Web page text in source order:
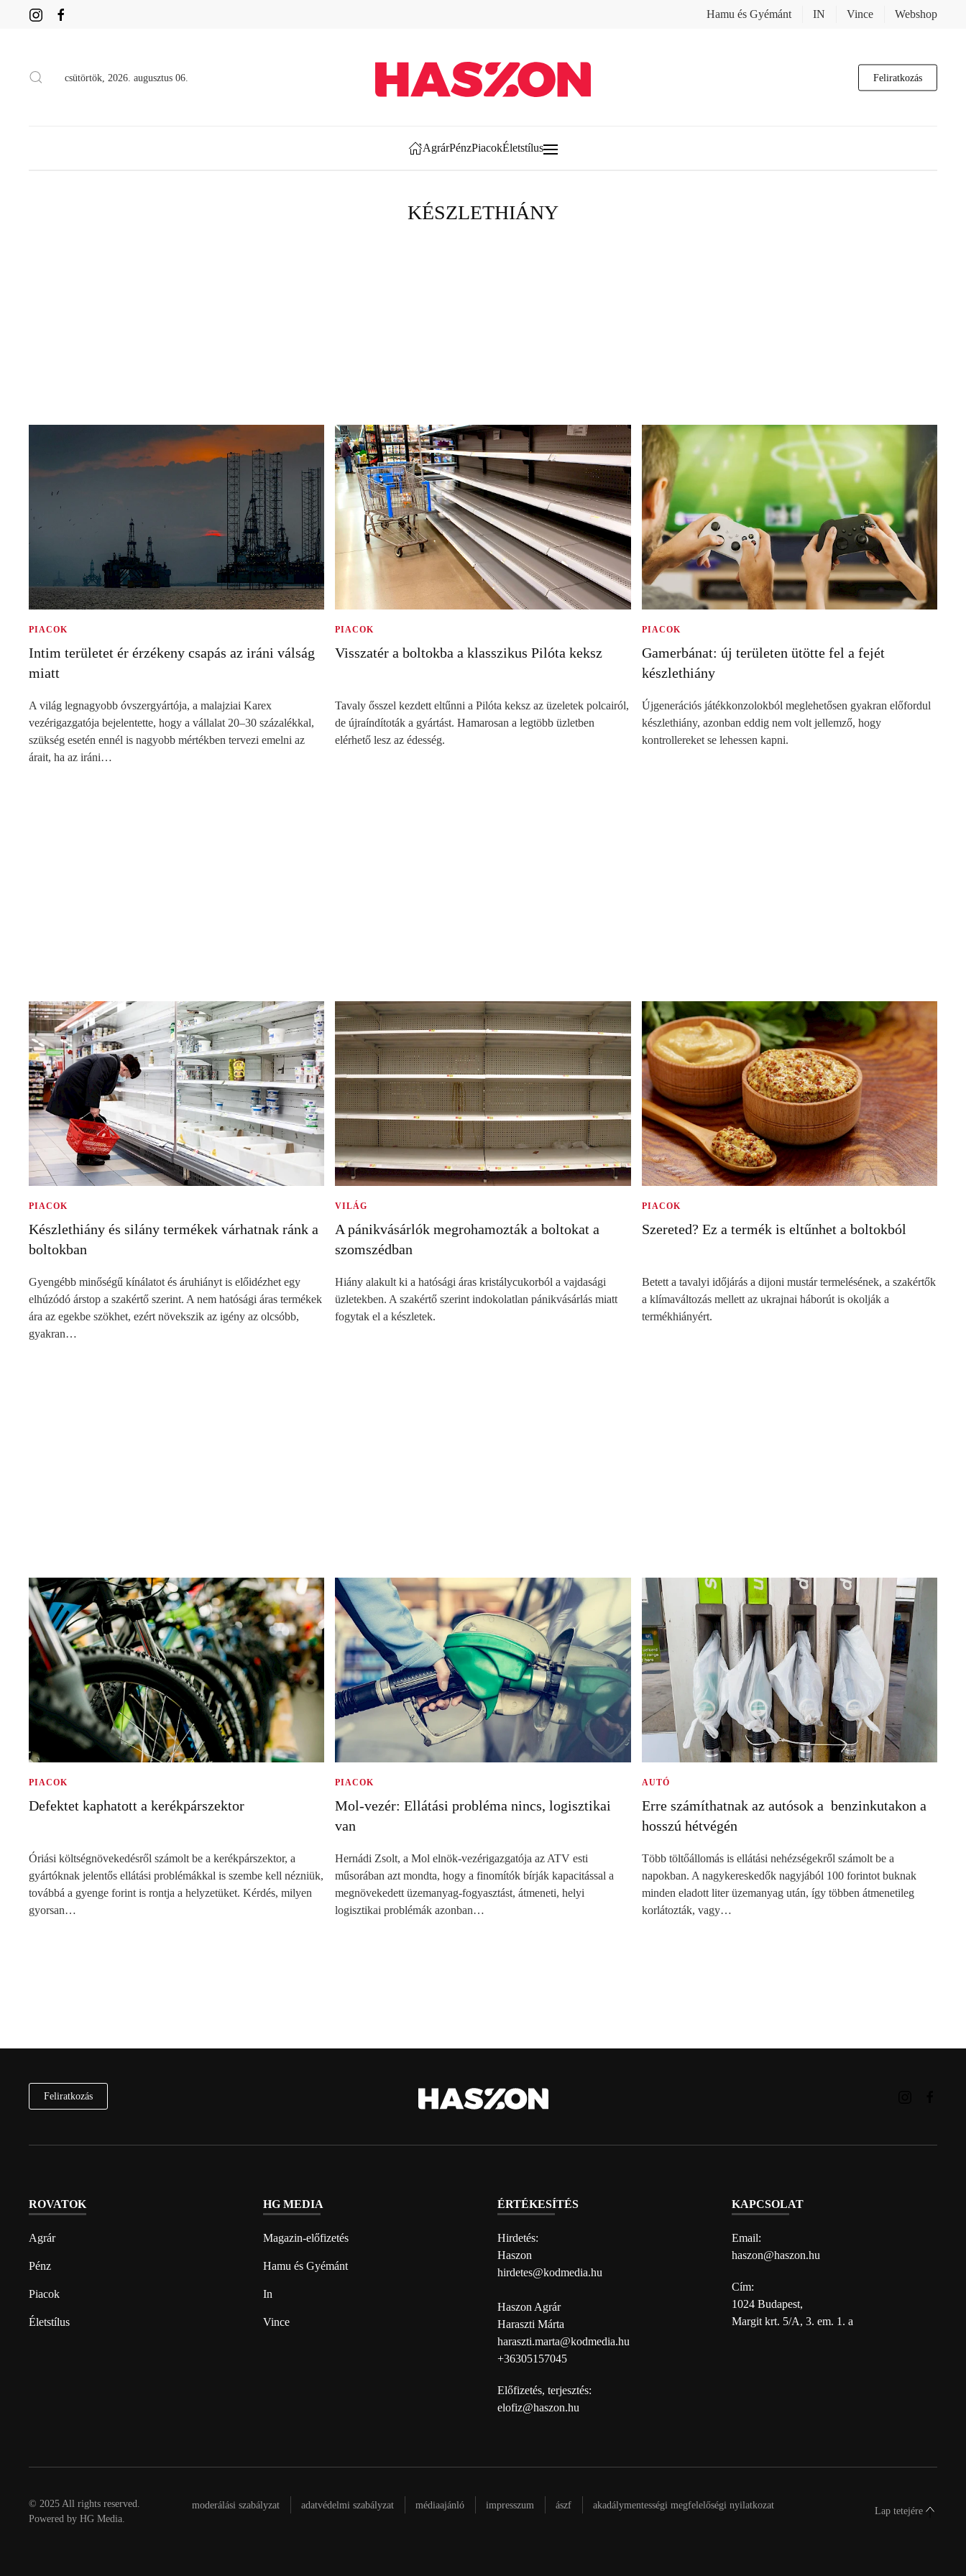
Hamu és Gyémánt IN Vince Webshop
csütörtök, 2026. augusztus 06. Feliratkozás
AgrárPénzPiacokÉletstílus
KÉSZLETHIÁNY
PIACOK
Intim területet ér érzékeny csapás az iráni válság
miatt
A világ legnagyobb óvszergyártója, a malajziai Karex
vezérigazgatója bejelentette, hogy a vállalat 20–30 százalékkal,
szükség esetén ennél is nagyobb mértékben tervezi emelni az
árait, ha az iráni…
PIACOK
Visszatér a boltokba a klasszikus Pilóta keksz
Tavaly ősszel kezdett eltűnni a Pilóta keksz az üzeletek polcairól,
de újraíndítoták a gyártást. Hamarosan a legtöbb üzletben
elérhető lesz az édesség.
PIACOK
Gamerbánat: új területen ütötte fel a fejét
készlethiány
Újgenerációs játékkonzolokból meglehetősen gyakran előfordul
készlethiány, azonban eddig nem volt jellemző, hogy
kontrollereket se lehessen kapni.
PIACOK
Készlethiány és silány termékek várhatnak ránk a
boltokban
Gyengébb minőségű kínálatot és áruhiányt is előidézhet egy
elhúzódó árstop a szakértő szerint. A nem hatósági áras termékek
ára az egekbe szökhet, ezért növekszik az igény az olcsóbb,
gyakran…
VILÁG
A pánikvásárlók megrohamozták a boltokat a
szomszédban
Hiány alakult ki a hatósági áras kristálycukorból a vajdasági
üzletekben. A szakértő szerint indokolatlan pánikvásárlás miatt
fogytak el a készletek.
PIACOK
Szereted? Ez a termék is eltűnhet a boltokból
Betett a tavalyi időjárás a dijoni mustár termelésének, a szakértők
a klímaváltozás mellett az ukrajnai háborút is okolják a
termékhiányért.
PIACOK
Defektet kaphatott a kerékpárszektor
Óriási költségnövekedésről számolt be a kerékpárszektor, a
gyártóknak jelentős ellátási problémákkal is szembe kell nézniük,
továbbá a gyenge forint is rontja a helyzetüket. Kérdés, milyen
gyorsan…
PIACOK
Mol-vezér: Ellátási probléma nincs, logisztikai
van
Hernádi Zsolt, a Mol elnök-vezérigazgatója az ATV esti
műsorában azt mondta, hogy a finomítók bírják kapacitással a
megnövekedett üzemanyag-fogyasztást, átmeneti, helyi
logisztikai problémák azonban…
AUTÓ
Erre számíthatnak az autósok a benzinkutakon a
hosszú hétvégén
Több töltőállomás is ellátási nehézségekről számolt be a
napokban. A nagykereskedők nagyjából 100 forintot buknak
minden eladott liter üzemanyag után, így többen átmenetileg
korlátozták, vagy…
Feliratkozás
ROVATOK
Agrár
Pénz
Piacok
Életstílus
HG MEDIA
Magazin-előfizetés
Hamu és Gyémánt
In
Vince
ÉRTÉKESÍTÉS
Hirdetés:
Haszon
hirdetes@kodmedia.hu
Haszon Agrár
Haraszti Márta
haraszti.marta@kodmedia.hu
+36305157045
Előfizetés, terjesztés:
elofiz@haszon.hu
KAPCSOLAT
Email:
haszon@haszon.hu
Cím:
1024 Budapest,
Margit krt. 5/A, 3. em. 1. a
© 2025 All rights reserved.
Powered by HG Media
moderálási szabályzat adatvédelmi szabályzat médiaajánló impresszum ászf akadálymentességi megfelelőségi nyilatkozat
Lap tetejére